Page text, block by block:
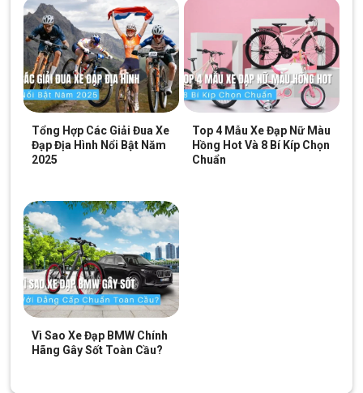
Tổng Hợp Các Giải Đua Xe
Đạp Địa Hình Nổi Bật Năm
2025
Top 4 Mẫu Xe Đạp Nữ Màu
Hồng Hot Và 8 Bí Kíp Chọn
Chuẩn
Vì Sao Xe Đạp BMW Chính
Hãng Gây Sốt Toàn Cầu?